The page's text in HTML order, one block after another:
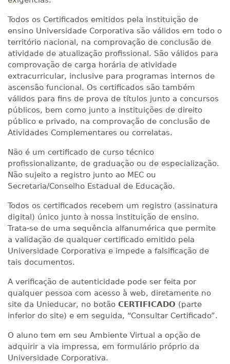
Todos os Certificados emitidos pela instituição de
ensino Universidade Corporativa são válidos em todo o
território nacional, na comprovação de conclusão de
atividade de atualização profissional. São válidos para
comprovação de carga horária de atividade
extracurricular, inclusive para programas internos de
ascensão funcional. Os certificados são também
válidos para fins de prova de títulos junto a concursos
públicos, bem como junto a instituições de direito
público e privado, na comprovação de conclusão de
Atividades Complementares ou correlatas.
Não é um certificado de curso técnico
profissionalizante, de graduação ou de especialização.
Não sujeito a registro junto ao MEC ou
Secretaria/Conselho Estadual de Educação.
Todos os certificados recebem um registro (assinatura
digital) único junto à nossa instituição de ensino.
Trata-se de uma sequência alfanumérica que permite
a validação de qualquer certificado emitido pela
Universidade Corporativa e impede a falsificação de
tais documentos.
A verificação de autenticidade pode ser feita por
qualquer pessoa com acesso à web, diretamente no
site da Unieducar, no botão CERTIFICADO (parte
inferior do site) e em seguida, “Consultar Certificado”.
O aluno tem em seu Ambiente Virtual a opção de
adquirir a via impressa, em formulário próprio da
Universidade Corporativa.